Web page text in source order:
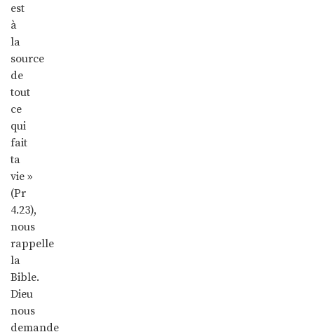
est
à
la
source
de
tout
ce
qui
fait
ta
vie »
(Pr
4.23),
nous
rappelle
la
Bible.
Dieu
nous
demande